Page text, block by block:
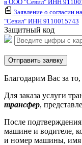
в ООО "Севил" ИНН
Заявление о согласии
"Севил" ИНН 9110015743
Защитный код
Отправить заявку
Благодарим Вас за
Для заказа услуги
трансфер,
После
машине и водителе,
и номер машины, имя